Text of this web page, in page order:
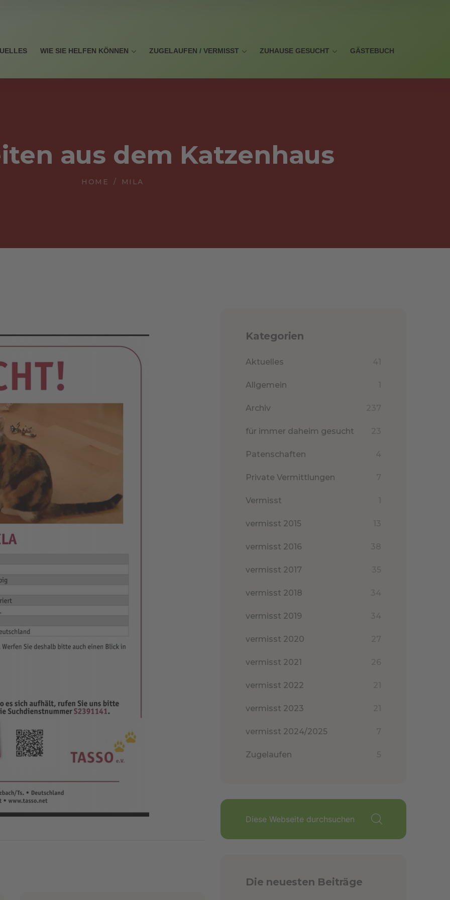
WIE SIE HELFEN KÖNNEN ZUGELAUFEN / VERMISST ZUHAUSE GESUCHT GÄSTEBUCH
HOME MILA
aus dem Katzenhaus
Kategorien
Aktuelles 41
Allgemein 1
Archiv 237
für immer daheim gesucht 23
Patenschaften 4
Private Vermittlungen 7
Vermisst 1
vermisst 2015 13
vermisst 2016 38
vermisst 2017 35
vermisst 2018 34
vermisst 2019 34
vermisst 2020 27
vermisst 2021 26
vermisst 2022 21
vermisst 2023 21
vermisst 2024/2025 7
Zugelaufen 5
Die neuesten Beiträge